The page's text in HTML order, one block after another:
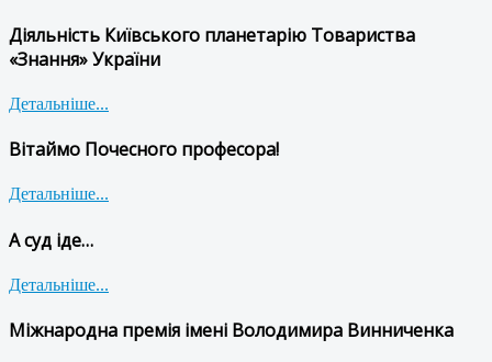
Діяльність Київського планетарію Товариства
«Знання» України
Детальніше...
Вітаймо Почесного професора!
Детальніше...
А суд іде…
Детальніше...
Міжнародна премія імені Володимира Винниченка